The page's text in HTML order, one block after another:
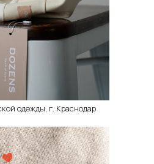
одежды, г. Краснодар